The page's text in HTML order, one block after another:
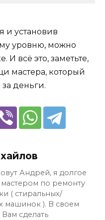
и установив
уровню, можно
И всё это, заметьте,
мастера, который
деньги.
Андрей, я долгое
по ремонту
( стиральных/
машинок ). В своем
сделать